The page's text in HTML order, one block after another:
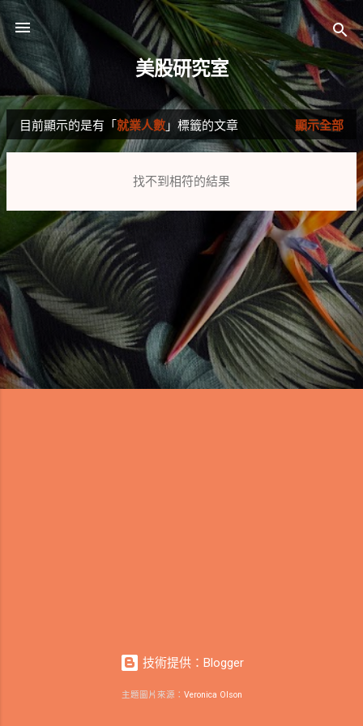
跳到主要內容
美股研究室
發
章
目前顯示的是有「 就業人數 」標籤的文章 顯示全部
找不到相符的結果
技術提供：Blogger
主題圖片來源： Veronica Olson